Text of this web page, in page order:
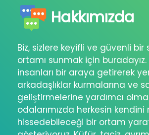
Hakkımızda
Biz, sizlere keyifli ve güvenli bir
ortamı sunmak için buradayız.
insanları bir araya getirerek
arkadaşlıklar kurmalarına ve
geliştirmelerine yardımcı
odalarımızda herkesin kendini
hissedebileceği bir ortam